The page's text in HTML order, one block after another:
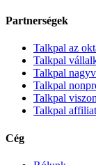
Partnerségek
Talkpal az
Talkpal
Talkpal
Talkpal
Talkpal
Talkpal
Cég